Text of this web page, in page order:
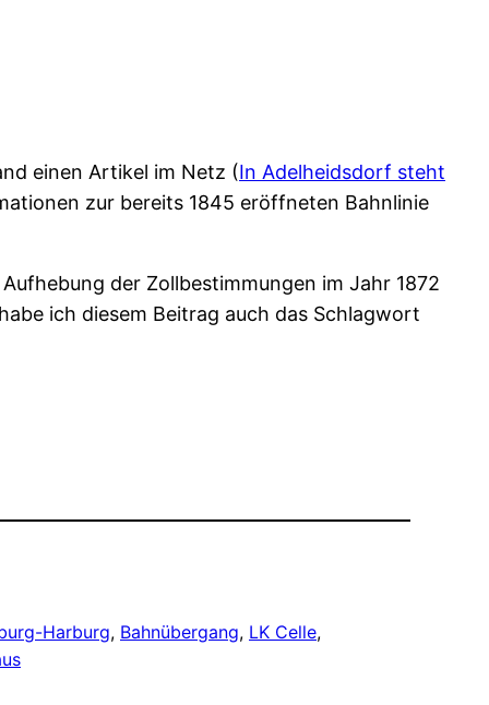
einen Artikel im Netz (In Adelheidsdorf steht
zur bereits 1845 eröffneten Bahnlinie
der Zollbestimmungen im Jahr 1872
ich diesem Beitrag auch das Schlagwort
Harburg, Bahnübergang, LK Celle